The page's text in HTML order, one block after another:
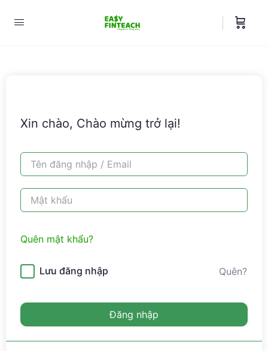
Xin chào, Chào mừng trở lại!
Quên mật khẩu?
Lưu đăng nhập Quên?
Đăng nhập